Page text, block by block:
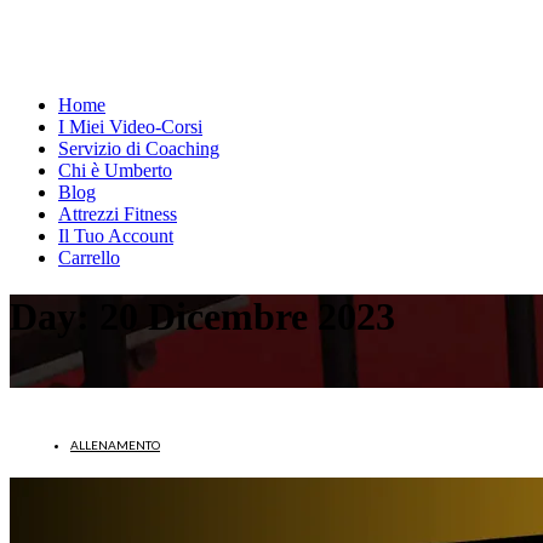
Home
I Miei Video-Corsi
Servizio di Coaching
Chi è Umberto
Blog
Attrezzi Fitness
Il Tuo Account
Carrello
Day: 20 Dicembre 2023
ALLENAMENTO